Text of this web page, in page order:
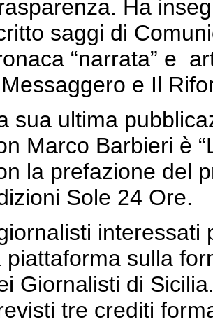
Ha
saggi di
“narrata” e
e Il
sua ultima
Marco Barbieri è
la prefazione del
Sole 24 Ore.
interessati
piattaforma sulla
Giornalisti di
tre crediti